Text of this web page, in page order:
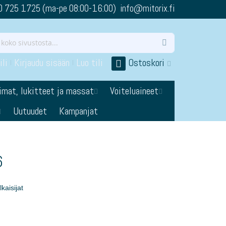
725 1725 (ma-pe 08:00-16:00) info@mitorix.fi
Ostoskori
Kirjaudu sisään Luo tili
lukitteet ja massat
Voiteluaineet
Uutuudet Kampanjat